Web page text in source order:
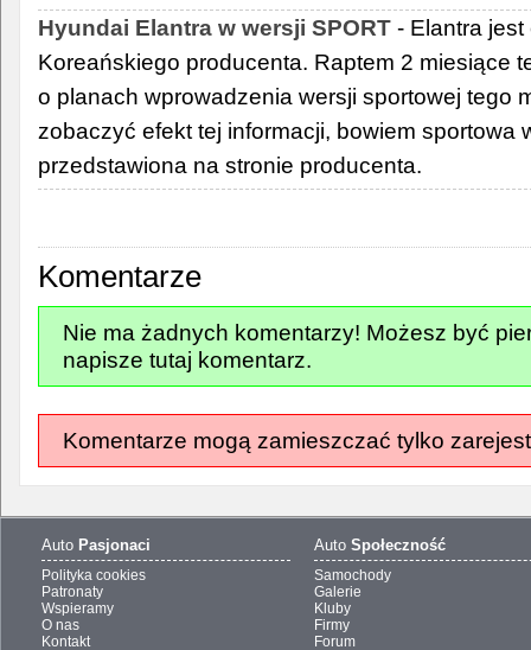
Hyundai Elantra w wersji SPORT - Elantra
Koreańskiego producenta. Raptem 2 miesiące
o planach wprowadzenia wersji sportowej tego
zobaczyć efekt tej informacji, bowiem sportowa
przedstawiona na stronie producenta.
Komentarze
Nie ma żadnych komentarzy! Możesz być
napisze tutaj komentarz.
Komentarze mogą zamieszczać tylko
Auto Pasjonaci
Polityka cookies
Patronaty
Wspieramy
O nas
Kontakt
Auto Społeczność
Samochody
Galerie
Kluby
Firmy
Forum